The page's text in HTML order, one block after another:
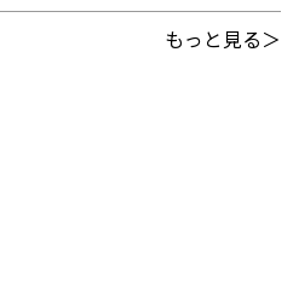
もっと見る＞